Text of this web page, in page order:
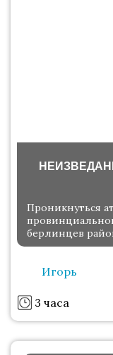
Проникнуться
берлинцев
Игорь
3 часа